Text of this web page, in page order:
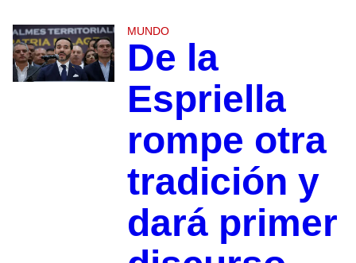
MUNDO
De la
Espriella
rompe otra
tradición y
dará primer